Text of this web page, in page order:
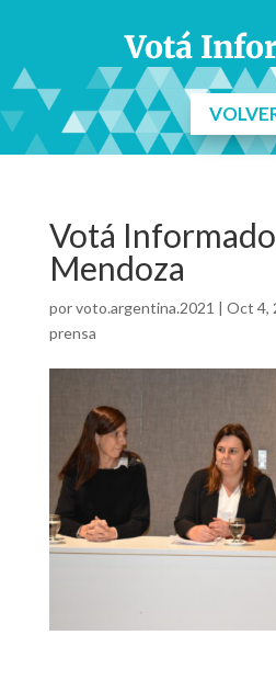
Votá
Votá
Mendoza
porvoto.argentina.2021 | Oct 4,
prensa